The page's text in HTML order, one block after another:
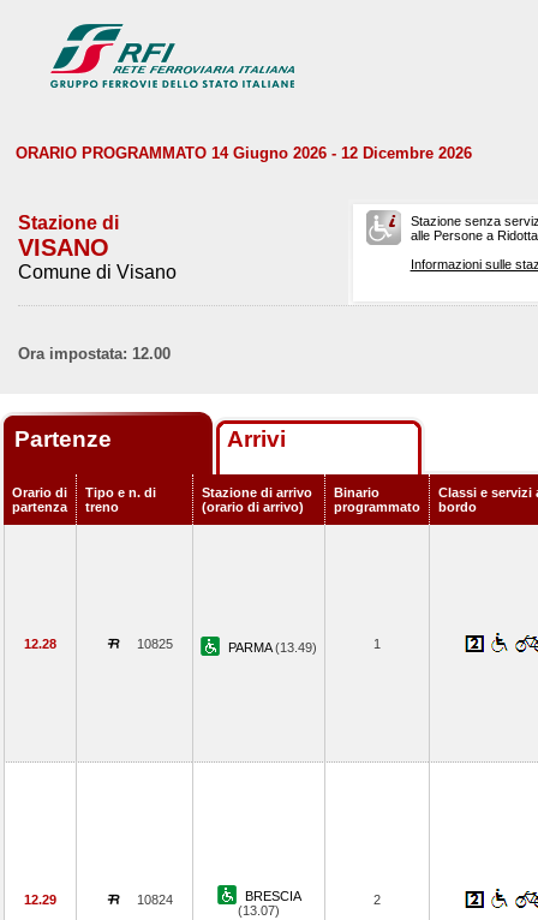
ORARIO PROGRAMMATO 14 Giugno 2026 - 12 Dicembre 2026
Stazione di
VISANO
Comune di Visano
Stazione senza
alle Persone a
Informazioni sulle
Ora impostata: 12.00
Partenze Arrivi
Orario di
partenza
Tipo e n. di
treno
Stazione di arrivo
(orario di arrivo)
Binario
programmato
Classi e servizi
bordo
12.28 10825 PARMA(13.49) 1
12.29 10824
BRESCIA
(13.07)
2